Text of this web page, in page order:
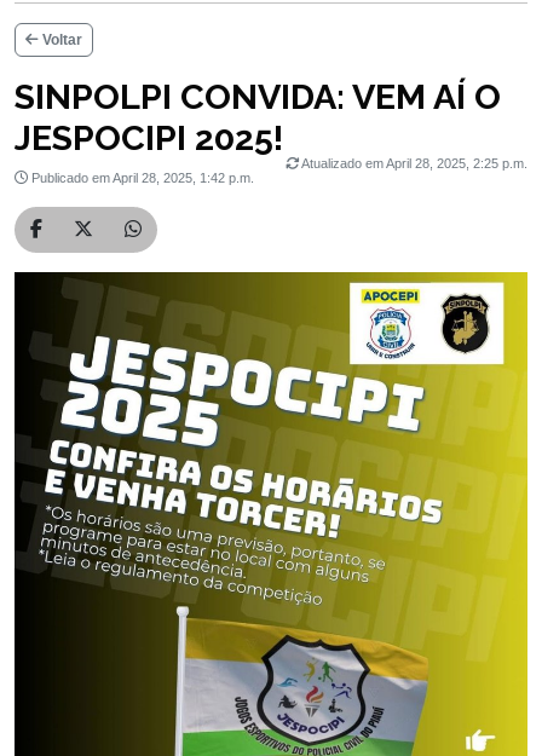
Voltar
SINPOLPI CONVIDA: VEM AÍ O
JESPOCIPI 2025!
Publicado em April 28, 2025, 1:42 p.m.
Atualizado em April 28, 2025, 2:25 p.m.
Compartilhar no Facebook
Compartilhar no Twitter
Compartilhar no WhatsApp